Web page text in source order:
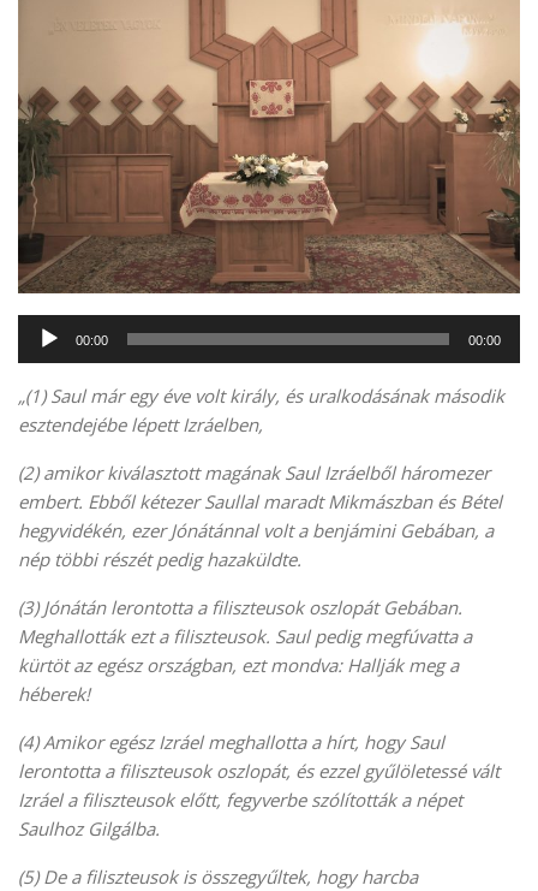
Audió
00:00 00:00
„(1) Saul már egy éve volt király, és uralkodásának második
esztendejébe lépett Izráelben,
(2) amikor kiválasztott magának Saul Izráelből háromezer
embert. Ebből kétezer Saullal maradt Mikmászban és Bétel
hegyvidékén, ezer Jónátánnal volt a benjámini Gebában, a
nép többi részét pedig hazaküldte.
(3) Jónátán lerontotta a filiszteusok oszlopát Gebában.
Meghallották ezt a filiszteusok. Saul pedig megfúvatta a
kürtöt az egész országban, ezt mondva: Hallják meg a
héberek!
(4) Amikor egész Izráel meghallotta a hírt, hogy Saul
lerontotta a filiszteusok oszlopát, és ezzel gyűlöletessé vált
Izráel a filiszteusok előtt, fegyverbe szólították a népet
Saulhoz Gilgálba.
(5) De a filiszteusok is összegyűltek, hogy harcba